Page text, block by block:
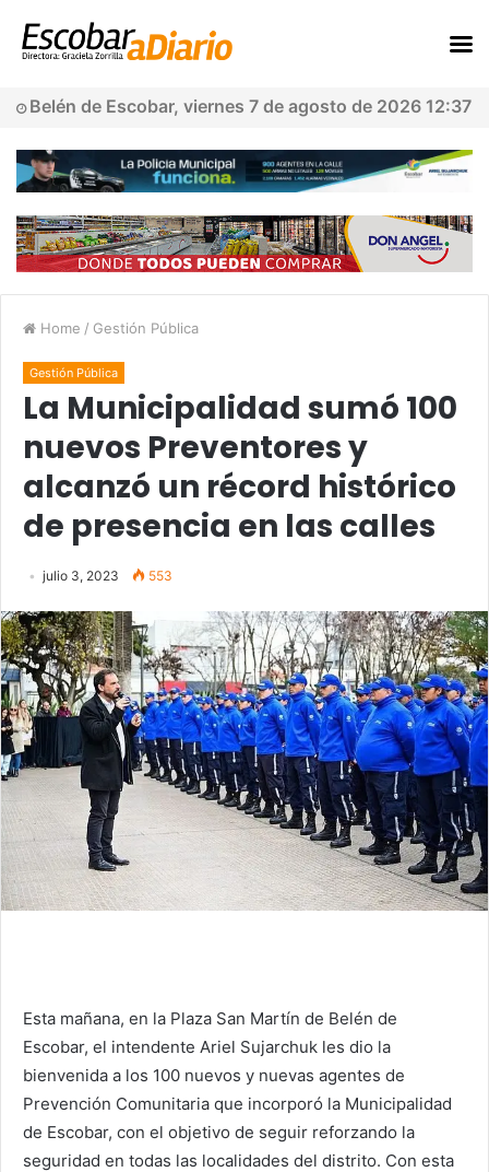
Belén de Escobar, viernes 7 de agosto de 2026 12:37
Home / Gestión Pública
Gestión Pública
La Municipalidad sumó 100
nuevos Preventores y
alcanzó un récord histórico
de presencia en las calles
julio 3, 2023 553
Esta mañana, en la Plaza San Martín de Belén de
Escobar, el intendente Ariel Sujarchuk les dio la
bienvenida a los 100 nuevos y nuevas agentes de
Prevención Comunitaria que incorporó la Municipalidad
de Escobar, con el objetivo de seguir reforzando la
seguridad en todas las localidades del distrito. Con esta